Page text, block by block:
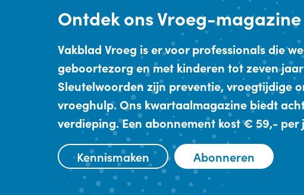
Ontdekons Vroeg-magazine
Vakblad Vroeg is er voor professionals die
geboortezorg en met kinderen tot zeven
Sleutelwoorden zijn preventie, vroegtijdige
vroeghulp. Ons kwartaalmagazine biedt
verdieping. Een abonnement kost € 59,- per
Kennismaken Abonneren